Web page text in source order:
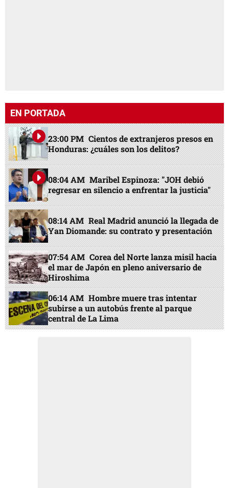
EN PORTADA
23:00 PM Cientos de extranjeros presos en
Honduras: ¿cuáles son los delitos?
08:04 AM Maribel Espinoza: "JOH debió
regresar en silencio a enfrentar la justicia"
08:14 AM Real Madrid anunció la llegada de
Yan Diomande: su contrato y presentación
07:54 AM Corea del Norte lanza misil hacia
el mar de Japón en pleno aniversario de
Hiroshima
06:14 AM Hombre muere tras intentar
subirse a un autobús frente al parque
central de La Lima